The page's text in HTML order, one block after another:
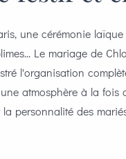
une cérémonie
Le mariage de
l'organisation
atmosphère à la fois
personnalité des